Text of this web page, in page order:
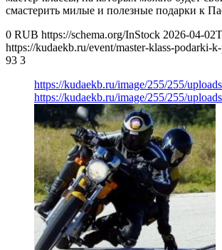
смастерить милые и полезные подарки к
0 RUB https://schema.org/InStock 2026-04-
https://kudaekb.ru/event/master-klass-podarki-
93 3
https://kudaekb.ru/image/255/255/
https://kudaekb.ru/image/255/255/